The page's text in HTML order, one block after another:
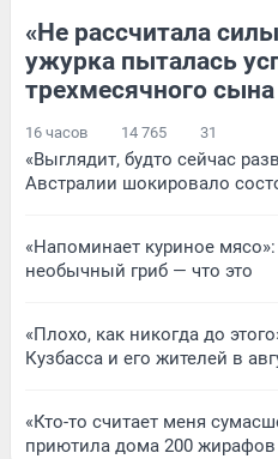
«Не рассчитала
ужурка пыталась
трехмесячного сына
16 часов 14 765 31
«Выглядит, будто сейчас
Австралии шокировало
«Напоминает куриное
необычный гриб — что это
«Плохо, как никогда до
Кузбасса и его жителей в
«Кто-то считает меня
приютила дома 200